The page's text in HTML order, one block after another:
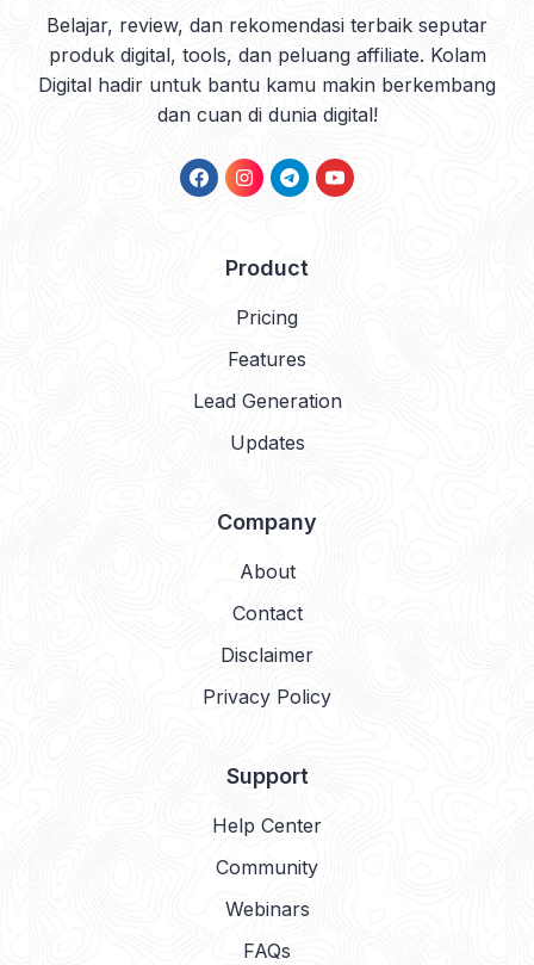
Belajar, review, dan rekomendasi terbaik seputar
produk digital, tools, dan peluang affiliate. Kolam
Digital hadir untuk bantu kamu makin berkembang
dan cuan di dunia digital!
Product
Pricing
Features
Lead Generation
Updates
Company
About
Contact
Disclaimer
Privacy Policy
Support
Help Center
Community
Webinars
FAQs